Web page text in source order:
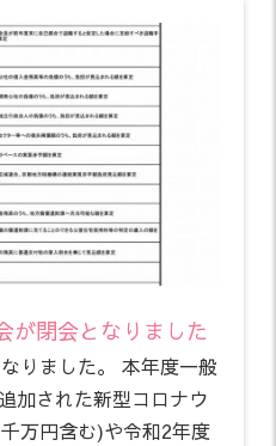
が閉会となりました
りました。 本年度一般
加された新型コロナウ
万円含む)や令和2年度